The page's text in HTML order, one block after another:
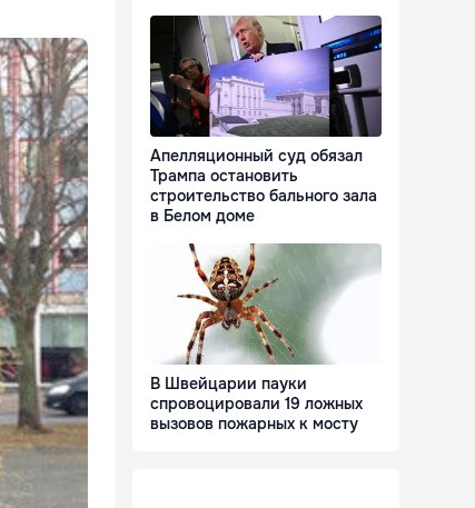
Апелляционный суд обязал
Трампа остановить
строительство бального зала
в Белом доме
В Швейцарии пауки
спровоцировали 19 ложных
вызовов пожарных к мосту